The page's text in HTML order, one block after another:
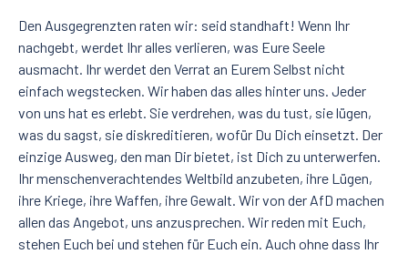
Den Ausgegrenzten raten wir: seid standhaft! Wenn Ihr
nachgebt, werdet Ihr alles verlieren, was Eure Seele
ausmacht. Ihr werdet den Verrat an Eurem Selbst nicht
einfach wegstecken. Wir haben das alles hinter uns. Jeder
von uns hat es erlebt. Sie verdrehen, was du tust, sie lügen,
was du sagst, sie diskreditieren, wofür Du Dich einsetzt. Der
einzige Ausweg, den man Dir bietet, ist Dich zu unterwerfen.
Ihr menschenverachtendes Weltbild anzubeten, ihre Lügen,
ihre Kriege, ihre Waffen, ihre Gewalt. Wir von der AfD machen
allen das Angebot, uns anzusprechen. Wir reden mit Euch,
stehen Euch bei und stehen für Euch ein. Auch ohne dass Ihr